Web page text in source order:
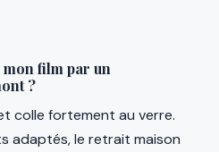
film par un
?
colle fortement au verre.
adaptés, le retrait maison